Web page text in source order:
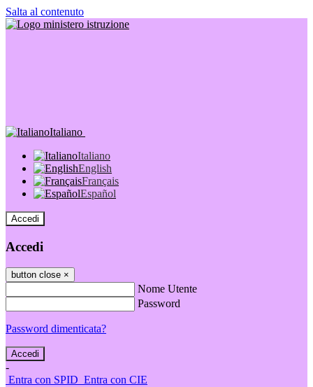
Salta al contenuto
Italiano
Italiano
English
Français
Español
Accedi
Accedi
button close ×
Nome Utente
Password
Password dimenticata?
-
Entra con SPID Entra con CIE